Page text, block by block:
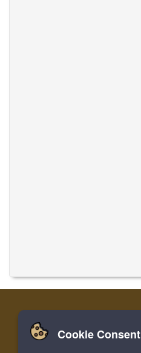
Zuhause Einloggen
Cookie Consent